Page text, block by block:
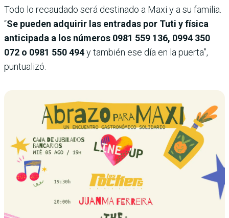
Todo lo recaudado será destinado a Maxi y a su familia.
“Se pueden adquirir las entradas por Tuti y física
anticipada a los números 0981 559 136, 0994 350
072 o 0981 550 494y también ese día en la puerta”,
puntualizó.